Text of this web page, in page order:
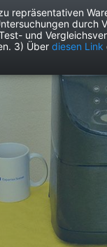
Freizeit Garten
durch
und
3) Überdiesen Link